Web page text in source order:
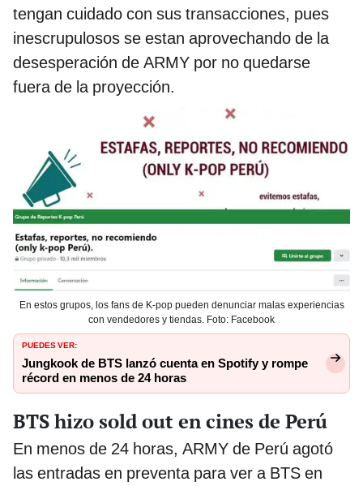
tengan cuidado con sus transacciones, pues
inescrupulosos se estan aprovechando de la
desesperación de ARMY por no quedarse
fuera de la proyección.
En estos grupos, los fans de K-pop pueden denunciar malas experiencias
con vendedores y tiendas. Foto: Facebook
PUEDES VER:
Jungkook de BTS lanzó cuenta en Spotify y rompe
récord en menos de 24 horas
BTS hizo sold out en cines de Perú
En menos de 24 horas, ARMY de Perú agotó
las entradas en preventa para ver a BTS en